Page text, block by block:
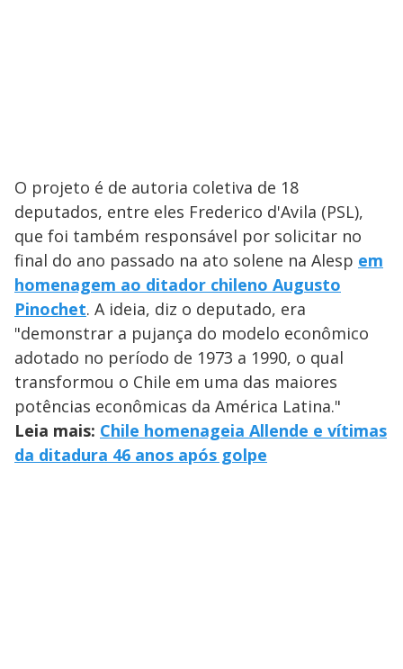
O projeto é de autoria coletiva de 18
deputados, entre eles Frederico d'Avila (PSL),
que foi também responsável por solicitar no
final do ano passado na ato solene na Alesp em
homenagem ao ditador chileno Augusto
Pinochet. A ideia, diz o deputado, era
"demonstrar a pujança do modelo econômico
adotado no período de 1973 a 1990, o qual
transformou o Chile em uma das maiores
potências econômicas da América Latina."
Leia mais: Chile homenageia Allende e vítimas
da ditadura 46 anos após golpe